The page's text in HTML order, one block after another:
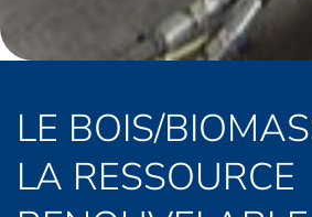
LE BOIS/
LA RESSOURCE